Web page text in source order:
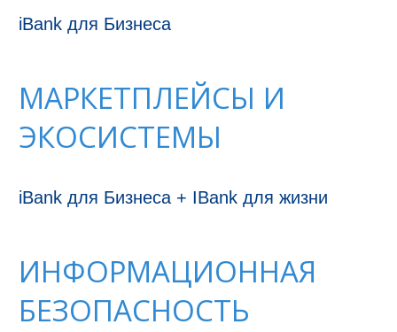
iBank для Бизнеса
МАРКЕТПЛЕЙСЫ И
ЭКОСИСТЕМЫ
iBank для Бизнеса + IBank для жизни
ИНФОРМАЦИОННАЯ
БЕЗОПАСНОСТЬ